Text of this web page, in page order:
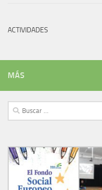
ACTIVIDADES
MÁS
Buscar: